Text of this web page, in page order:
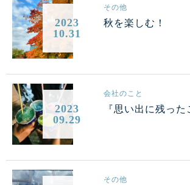
2023
10.31
その他
秋を楽しむ！
2023
09.29
会社のこと
『思い出に残った
その他